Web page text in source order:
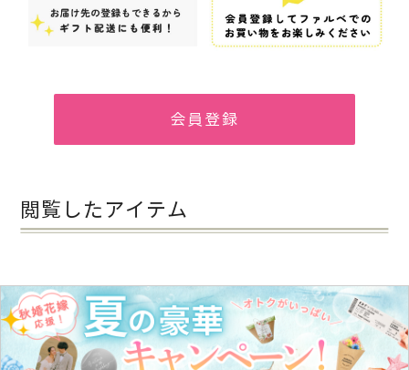
会員登録
閲覧したアイテム